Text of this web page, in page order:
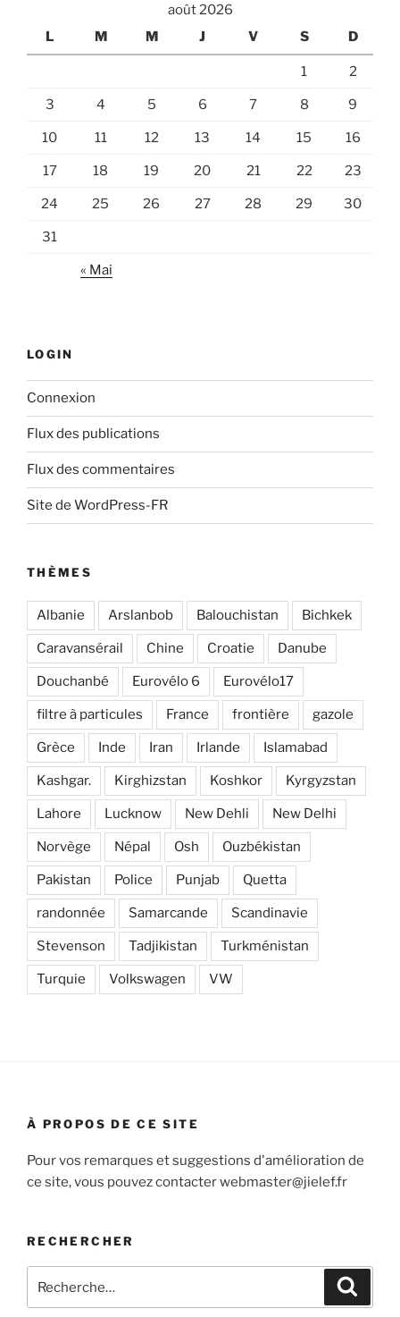
août 2026
L
M M J V S D
1 2
3 4 5 6 7 8 9
10 11 12 13 14 15 16
17 18 19 20 21 22 23
24 25 26 27 28 29 30
31
« Mai
LOGIN
Connexion
Flux des publications
Flux des commentaires
Site de WordPress-FR
THÈMES
Albanie Arslanbob Balouchistan Bichkek
Caravansérail Chine Croatie Danube
Douchanbé Eurovélo 6 Eurovélo17
filtre à particules France frontière gazole
Grèce Inde Iran Irlande Islamabad
Kashgar. Kirghizstan Koshkor Kyrgyzstan
Lahore Lucknow New Dehli New Delhi
Norvège Népal Osh Ouzbékistan
Pakistan Police Punjab Quetta
randonnée Samarcande Scandinavie
Stevenson Tadjikistan Turkménistan
Turquie Volkswagen VW
À PROPOS DE CE SITE
Pour vos remarques et suggestions d'amélioration de
ce site, vous pouvez contacter webmaster@jielef.fr
RECHERCHER
pour